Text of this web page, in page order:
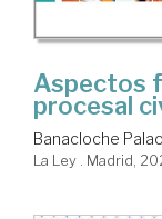
Aspectos
procesal
Banacloche
La Ley . Madrid,